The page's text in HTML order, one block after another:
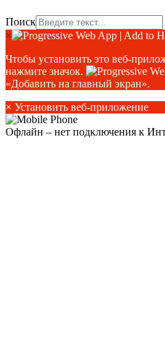
Поиск
×
Чтобы установить это веб-
нажмите значок.
«Добавить на главный экран».
× Установить веб-приложение
Офлайн – нет подключения к